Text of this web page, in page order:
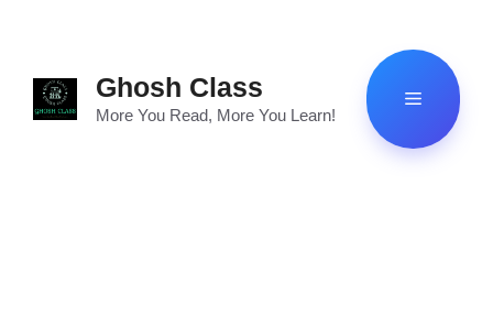
content
Ghosh Class
More You Read, More You Learn!
Menu